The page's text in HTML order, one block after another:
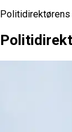
Politidirektørens